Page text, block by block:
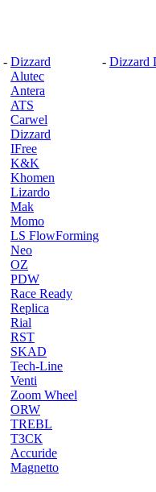
- Dizzard
Alutec
Antera
ATS
Carwel
Dizzard
IFree
K&K
Khomen
Lizardo
Mak
Momo
LS FlowForming
Neo
OZ
PDW
Race Ready
Replica
Rial
RST
SKAD
Tech-Line
Venti
Zoom Wheel
ORW
TREBL
ТЗСК
Accuride
Magnetto
- Dizzard